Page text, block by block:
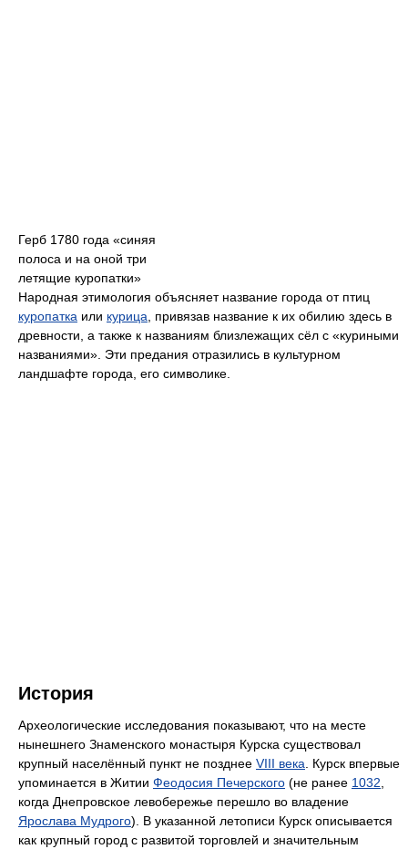
Герб 1780 года «синяя
полоса и на оной три
летящие куропатки»
Народная этимология объясняет название города от птиц
куропатка или курица, привязав название к их обилию здесь в
древности, а также к названиям близлежащих сёл с «куриными
названиями». Эти предания отразились в культурном
ландшафте города, его символике.
История
Археологические исследования показывают, что на месте
нынешнего Знаменского монастыря Курска существовал
крупный населённый пункт не позднее VIII века. Курск впервые
упоминается в Житии Феодосия Печерского (не ранее 1032,
когда Днепровское левобережье перешло во владение
Ярослава Мудрого). В указанной летописи Курск описывается
как крупный город с развитой торговлей и значительным